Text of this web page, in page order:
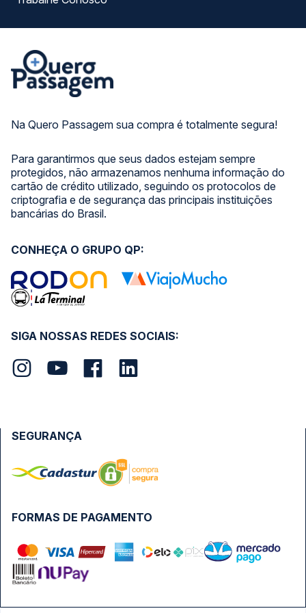
Na Quero Passagem sua compra é totalmente segura!
Para garantirmos que seus dados estejam sempre
protegidos, não armazenamos nenhuma informação do
cartão de crédito utilizado, seguindo os protocolos de
criptografia e de segurança das principais instituições
bancárias do Brasil.
SIGA NOSSAS REDES SOCIAIS:
CONHEÇA O GRUPO QP:
FORMAS DE PAGAMENTO
SEGURANÇA